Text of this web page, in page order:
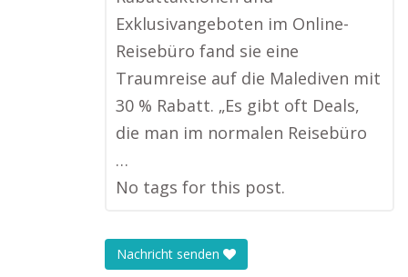
Exklusivangeboten im Online-
Reisebüro fand sie eine
Traumreise auf die Malediven mit
30 % Rabatt. „Es gibt oft Deals,
die man im normalen Reisebüro
…
No tags for this post.
Nachricht senden